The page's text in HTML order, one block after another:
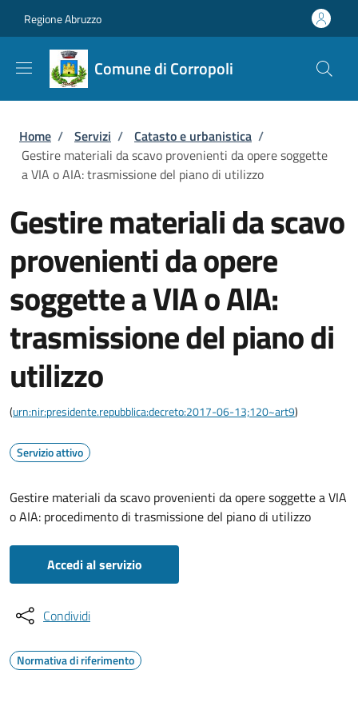
Regione Abruzzo
Comune di Corropoli
Briciole di pane
Home / Servizi / Catasto e urbanistica /
Gestire materiali da scavo provenienti da opere soggette
a VIA o AIA: trasmissione del piano di utilizzo
Gestire materiali da scavo
provenienti da opere
soggette a VIA o AIA:
trasmissione del piano di
utilizzo
(urn:nir:presidente.repubblica:decreto:2017-06-13;120~art9)
Servizio attivo
Gestire materiali da scavo provenienti da opere soggette a VIA
o AIA: procedimento di trasmissione del piano di utilizzo
Accedi al servizio
Condividi
Normativa di riferimento